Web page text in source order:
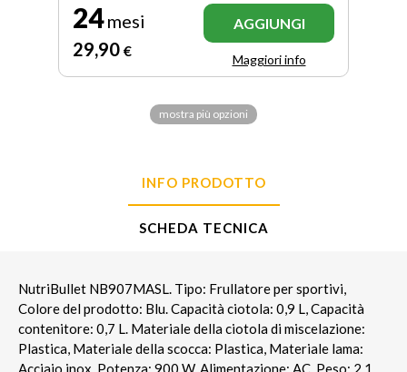
24mesi
29,90 €
AGGIUNGI
Maggiori info
mostra più opzioni
INFO PRODOTTO
SCHEDA TECNICA
NutriBullet NB907MASL. Tipo: Frullatore per sportivi,
Colore del prodotto: Blu. Capacità ciotola: 0,9 L, Capacità
contenitore: 0,7 L. Materiale della ciotola di miscelazione:
Plastica, Materiale della scocca: Plastica, Materiale lama:
Acciaio inox. Potenza: 900 W, Alimentazione: AC. Peso: 2,1